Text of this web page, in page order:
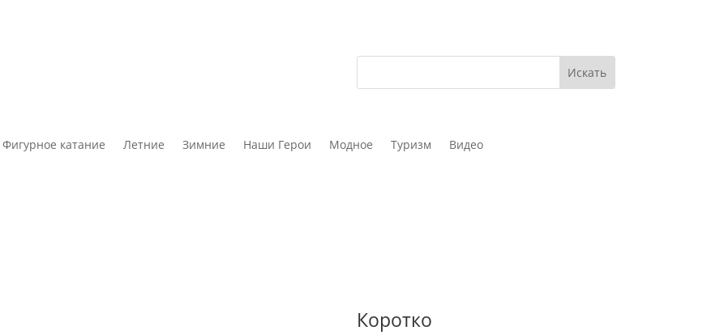
Фигурное катание Летние Зимние Наши Герои Модное Туризм Видео
Коротко